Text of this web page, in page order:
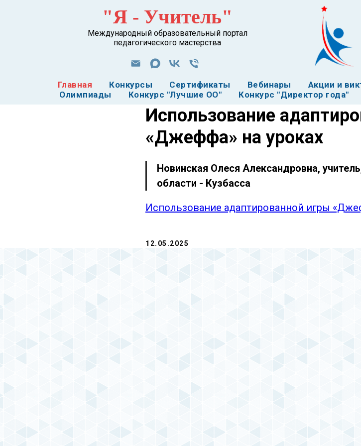
"Я - Учитель"
Международный образовательный портал
педагогического мастерства
Главная Конкурсы Сертификаты Вебинары Акции и
Олимпиады
Конкурс "Лучшие ОО" Конкурс "Директор года"
Использование
«Джеффа» на уроках
Новинская Олеся Александровна,
области - Кузбасса
Использование адаптированной игры
12.05.2025